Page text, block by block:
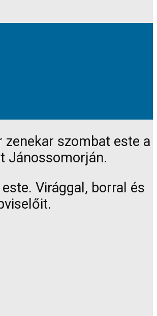
szombat este a
Jánossomorján.
Virággal, borral és